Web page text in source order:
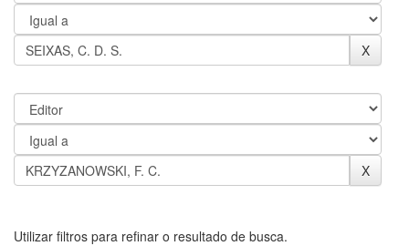
Utilizar filtros para refinar o resultado de busca.